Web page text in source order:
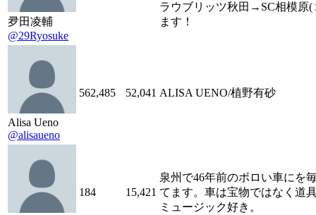
夛田凌輔
@29Ryosuke
ラウブリッツ秋田→SC相模原(
ます！
Alisa Ueno
@alisaueno
562,485 52,041 ALISA UENO/植野有砂
184 15,421
泉州で46年前のボロい車にを
てます。車は宝物ではなく道
ミュージック好き。